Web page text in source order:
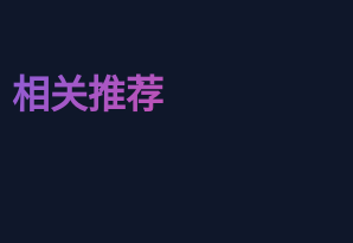
相关推荐